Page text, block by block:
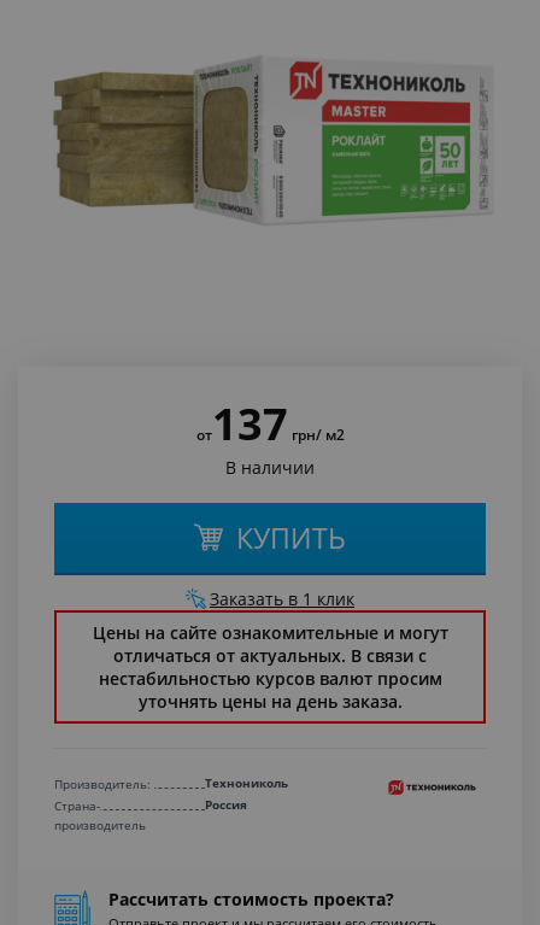
от137 грн/ м2
В наличии
КУПИТЬ
Заказать в 1 клик
Цены на сайте ознакомительные и могут
отличаться от актуальных. В связи с
нестабильностью курсов валют просим
уточнять цены на день заказа.
Производитель:
Технониколь
Страна-
производитель
Россия
Рассчитать стоимость проекта?